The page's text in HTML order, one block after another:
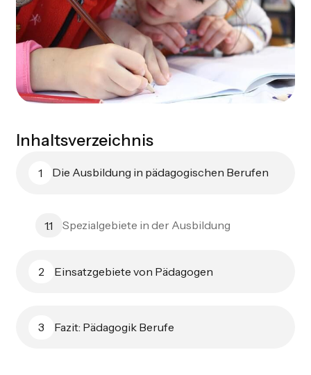
Inhaltsverzeichnis
1 Die Ausbildung in pädagogischen Berufen
1.1 Spezialgebiete in der Ausbildung
2 Einsatzgebiete von Pädagogen
3 Fazit: Pädagogik Berufe